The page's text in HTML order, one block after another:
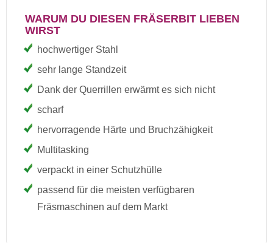
WARUM DU DIESEN FRÄSERBIT LIEBEN
WIRST
hochwertiger Stahl
sehr lange Standzeit
Dank der Querrillen erwärmt es sich nicht
scharf
hervorragende Härte und Bruchzähigkeit
Multitasking
verpackt in einer Schutzhülle
passend für die meisten verfügbaren
Fräsmaschinen auf dem Markt